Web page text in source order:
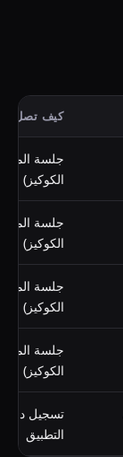
كيف تصل
جلسة
الكوكيز)
جلسة
الكوكيز)
جلسة
الكوكيز)
جلسة
الكوكيز)
تسجيل
التطبيق